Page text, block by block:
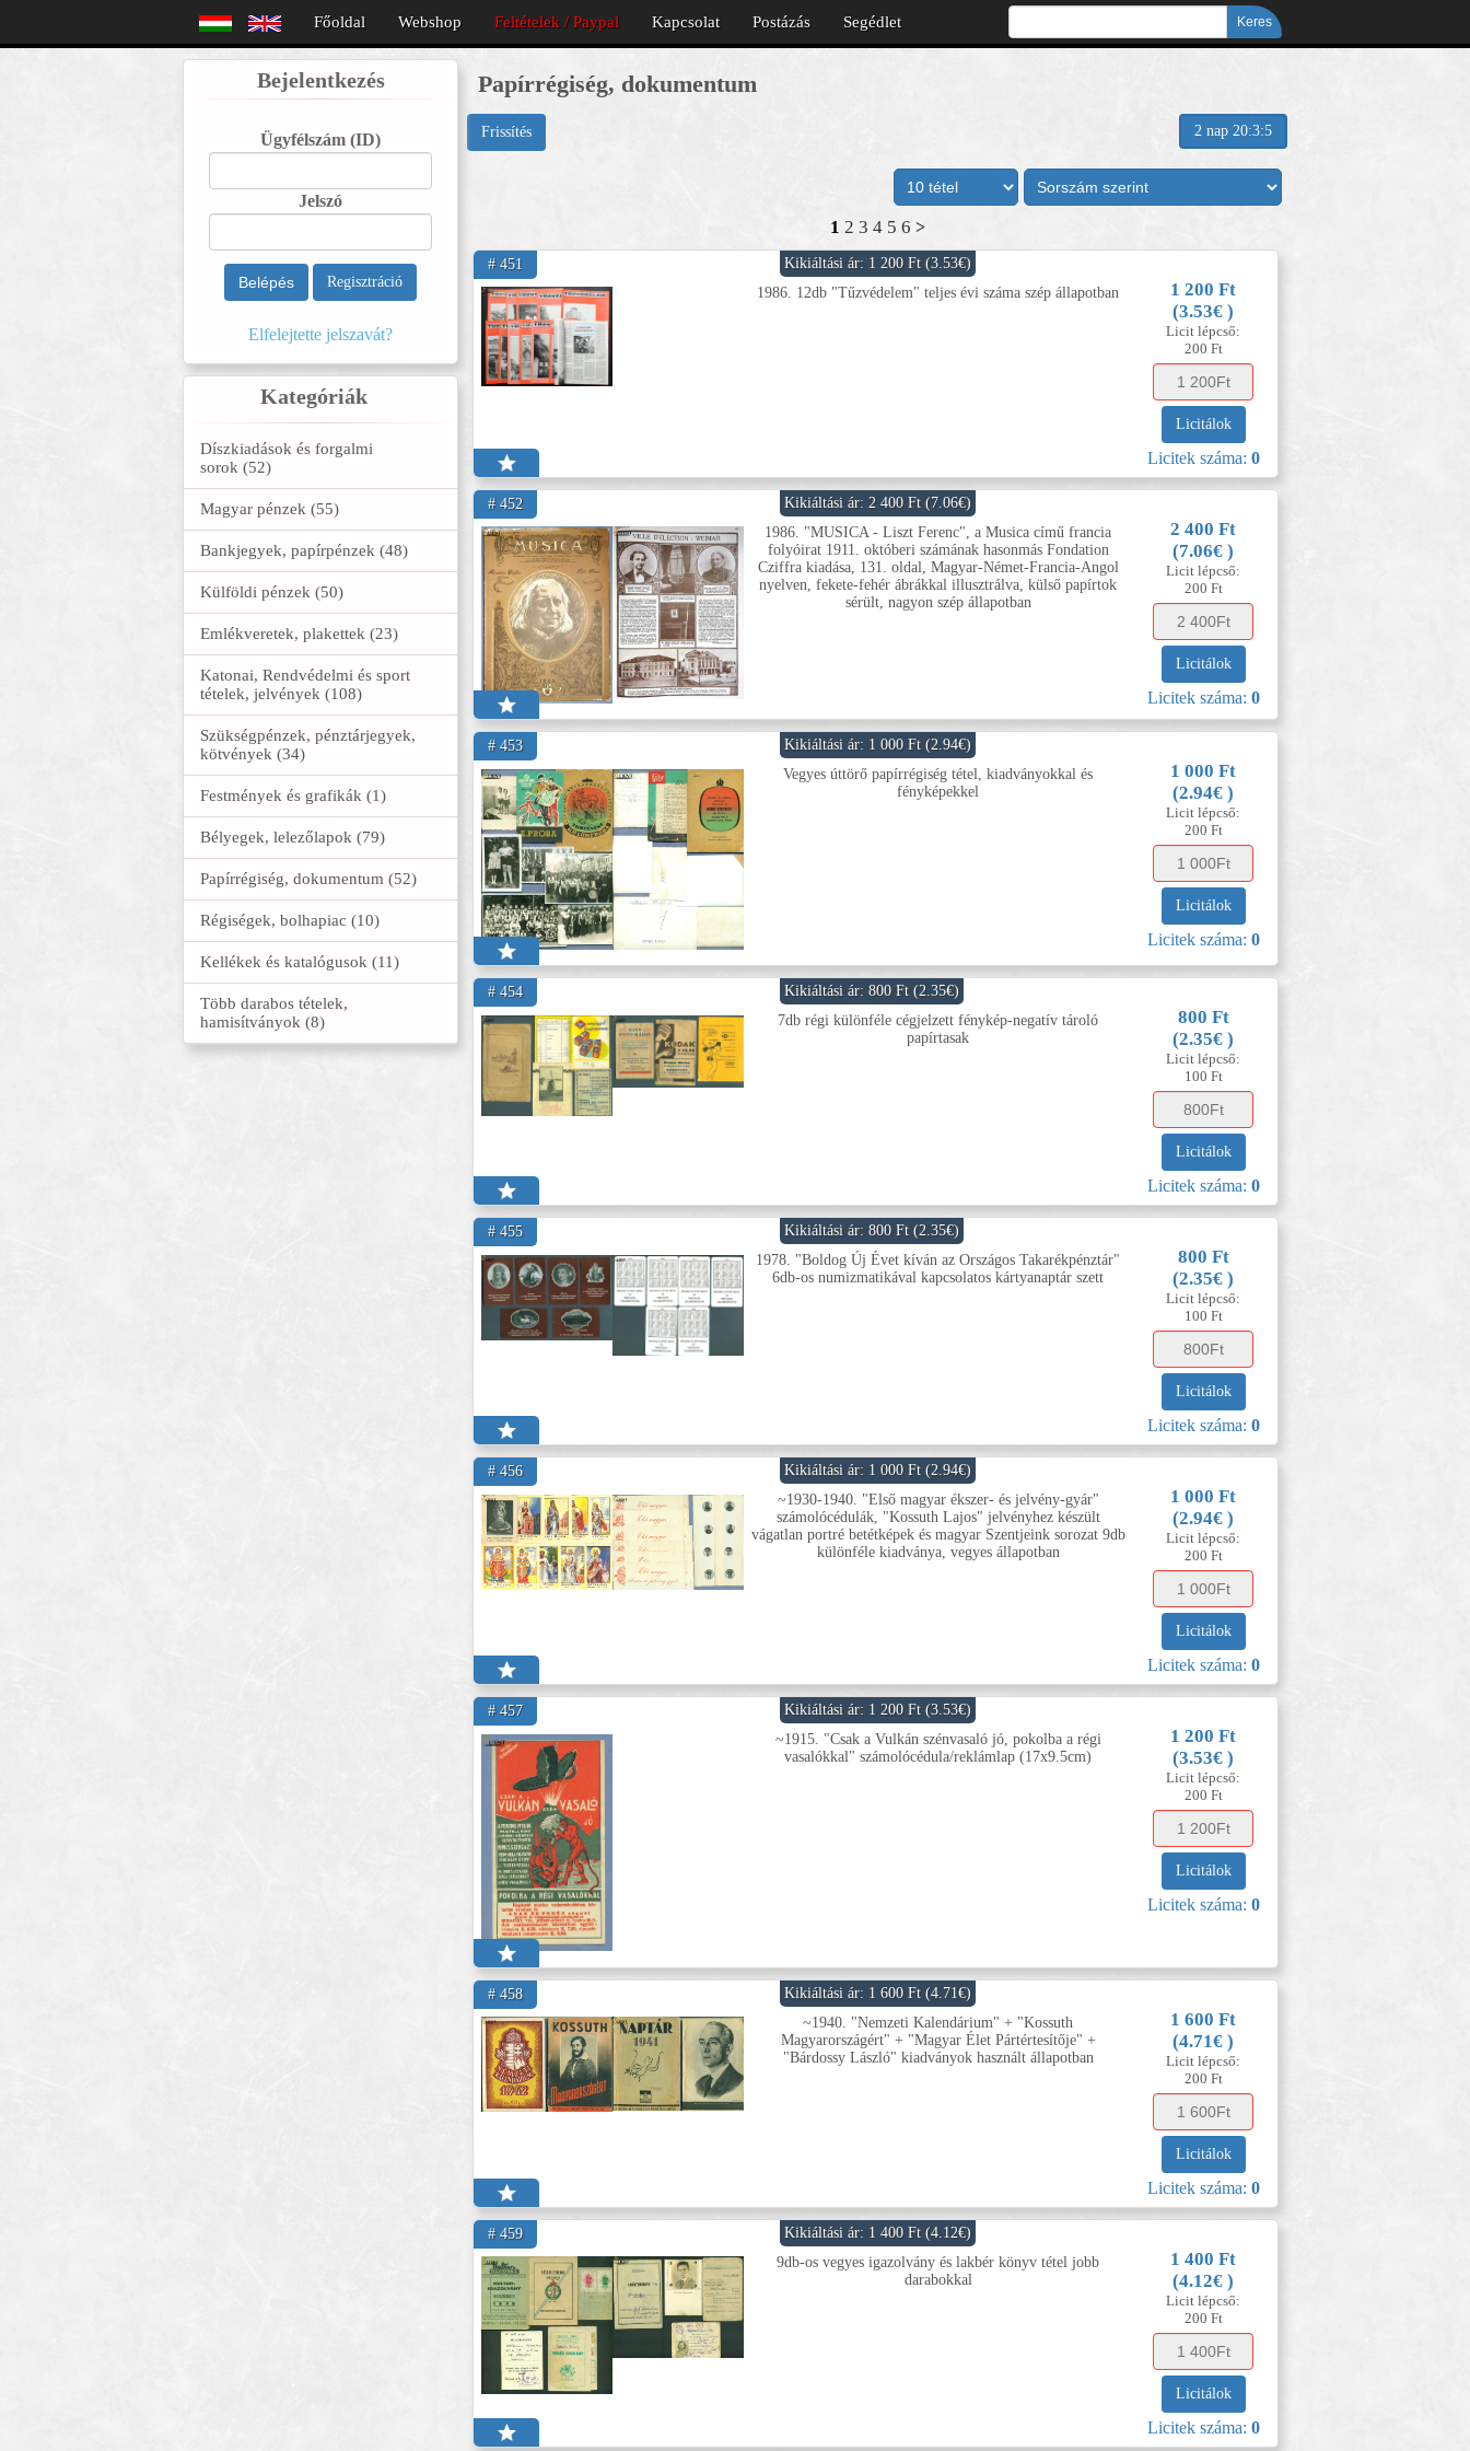
Főoldal Webshop Feltételek / Paypal Kapcsolat Postázás Segédlet
Bejelentkezés
Ügyfélszám (ID)
Jelszó
Belépés Regisztráció
Elfelejtette jelszavát?
Kategóriák
Díszkiadások és forgalmi
sorok (52)
Magyar pénzek (55)
Bankjegyek, papírpénzek (48)
Külföldi pénzek (50)
Emlékveretek, plakettek (23)
Katonai, Rendvédelmi és sport
tételek, jelvények (108)
Szükségpénzek, pénztárjegyek,
kötvények (34)
Festmények és grafikák (1)
Bélyegek, lelezőlapok (79)
Papírrégiség, dokumentum (52)
Régiségek, bolhapiac (10)
Kellékek és katalógusok (11)
Több darabos tételek,
hamisítványok (8)
Papírrégiség, dokumentum
Frissítés 2 nap 20:3:4
1 2 3 4 5 6 >
# 451
Kikiáltási ár: 1 200 Ft (3.53€)
1986. 12db "Tűzvédelem" teljes évi száma szép állapotban
1 200 Ft
(3.53€ )
Licit lépcső:
200 Ft
Licitálok
Licitek száma: 0
# 452
Kikiáltási ár: 2 400 Ft (7.06€)
1986. "MUSICA - Liszt Ferenc", a Musica című francia
folyóirat 1911. októberi számának hasonmás Fondation
Cziffra kiadása, 131. oldal, Magyar-Német-Francia-Angol
nyelven, fekete-fehér ábrákkal illusztrálva, külső papírtok
sérült, nagyon szép állapotban
2 400 Ft
(7.06€ )
Licit lépcső:
200 Ft
Licitálok
Licitek száma: 0
# 453
Kikiáltási ár: 1 000 Ft (2.94€)
Vegyes úttörő papírrégiség tétel, kiadványokkal és
fényképekkel
1 000 Ft
(2.94€ )
Licit lépcső:
200 Ft
Licitálok
Licitek száma: 0
# 454
Kikiáltási ár: 800 Ft (2.35€)
7db régi különféle cégjelzett fénykép-negatív tároló
papírtasak
800 Ft
(2.35€ )
Licit lépcső:
100 Ft
Licitálok
Licitek száma: 0
# 455
Kikiáltási ár: 800 Ft (2.35€)
1978. "Boldog Új Évet kíván az Országos Takarékpénztár"
6db-os numizmatikával kapcsolatos kártyanaptár szett
800 Ft
(2.35€ )
Licit lépcső:
100 Ft
Licitálok
Licitek száma: 0
# 456
Kikiáltási ár: 1 000 Ft (2.94€)
~1930-1940. "Első magyar ékszer- és jelvény-gyár"
számolócédulák, "Kossuth Lajos" jelvényhez készült
vágatlan portré betétképek és magyar Szentjeink sorozat 9db
különféle kiadványa, vegyes állapotban
1 000 Ft
(2.94€ )
Licit lépcső:
200 Ft
Licitálok
Licitek száma: 0
# 457
Kikiáltási ár: 1 200 Ft (3.53€)
~1915. "Csak a Vulkán szénvasaló jó, pokolba a régi
vasalókkal" számolócédula/reklámlap (17x9.5cm)
1 200 Ft
(3.53€ )
Licit lépcső:
200 Ft
Licitálok
Licitek száma: 0
# 458
Kikiáltási ár: 1 600 Ft (4.71€)
~1940. "Nemzeti Kalendárium" + "Kossuth
Magyarországért" + "Magyar Élet Pártértesítője" +
"Bárdossy László" kiadványok használt állapotban
1 600 Ft
(4.71€ )
Licit lépcső:
200 Ft
Licitálok
Licitek száma: 0
# 459
Kikiáltási ár: 1 400 Ft (4.12€)
9db-os vegyes igazolvány és lakbér könyv tétel jobb
darabokkal
1 400 Ft
(4.12€ )
Licit lépcső:
200 Ft
Licitálok
Licitek száma: 0